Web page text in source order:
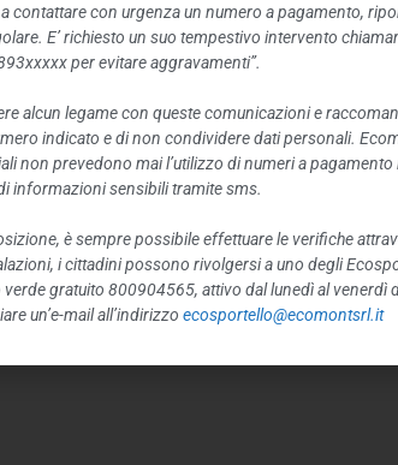
contattare con urgenza un numero a pagamento,
E’ richiesto un suo tempestivo intervento
per evitare aggravamenti”.
alcun legame con queste comunicazioni e
indicato e di non condividere dati personali.
non prevedono mai l’utilizzo di numeri a pagamento
informazioni sensibili tramite sms.
è sempre possibile effettuare le verifiche
i cittadini possono rivolgersi a uno degli
gratuito 800904565, attivo dal lunedì al venerdì
un’e-mail all’indirizzo ecosportello@ecomontsrl.it